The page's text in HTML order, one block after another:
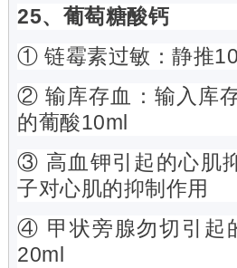
25、葡萄糖酸钙
① 链霉素过敏：静推
② 输库存血：输入库
的葡酸10ml
③ 高血钾引起的心肌
子对心肌的抑制作用
④ 甲状旁腺勿切引起
20ml